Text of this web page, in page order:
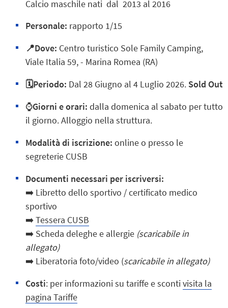
Calcio maschile nati dal 2013 al 2016
Personale: rapporto 1/15
📍Dove: Centro turistico Sole Family Camping,
Viale Italia 59, - Marina Romea (RA)
🗓️Periodo: Dal 28 Giugno al 4 Luglio 2026. Sold Out
⌚Giorni e orari: dalla domenica al sabato per tutto
il giorno. Alloggio nella struttura.
Modalità di iscrizione: online o presso le
segreterie CUSB
Documenti necessari per iscriversi:
➡️ Libretto dello sportivo / certificato medico
sportivo
➡️Tessera CUSB
➡️ Scheda deleghe e allergie (scaricabile in
allegato)
➡️ Liberatoria foto/video (scaricabile in allegato)
Costi: per informazioni su tariffe e scontivisita la
pagina Tariffe